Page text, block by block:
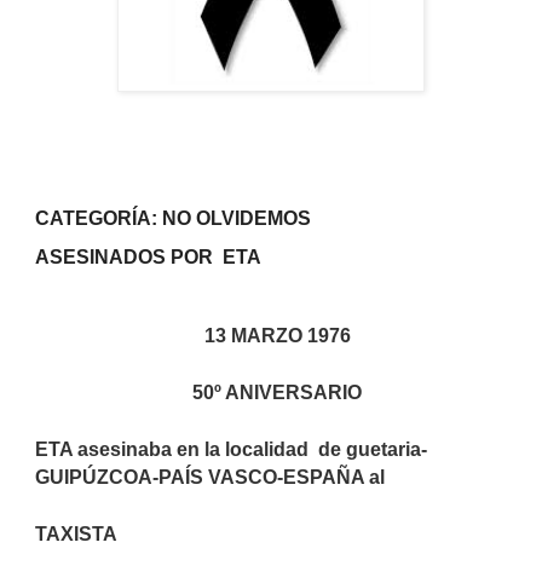
CATEGORÍA: NO OLVIDEMOS
ASESINADOS POR
ETA
13 MARZO 1976
50º ANIVERSARIO
ETA asesinaba en la localidad
de guetaria-
GUIPÚZCOA-PAÍS VASCO-ESPAÑA al
TAXISTA